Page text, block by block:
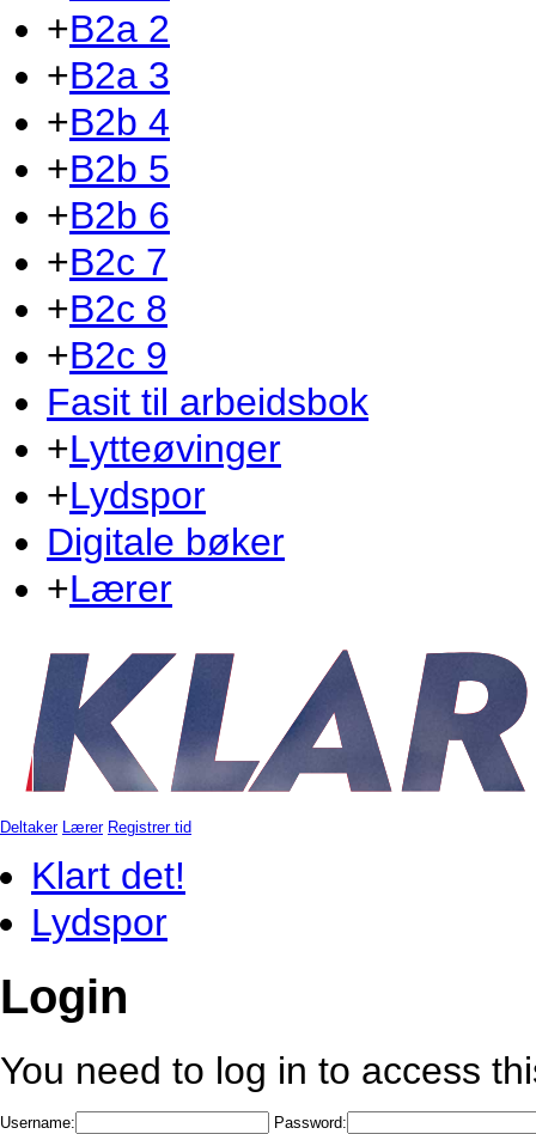
+B2a 2
+B2a 3
+B2b 4
+B2b 5
+B2b 6
+B2c 7
+B2c 8
+B2c 9
Fasit til arbeidsbok
+Lytteøvinger
+Lydspor
Digitale bøker
+Lærer
Deltaker Lærer Registrer tid
Klart det!
Lydspor
Login
You need to log in to access
Username: Password: